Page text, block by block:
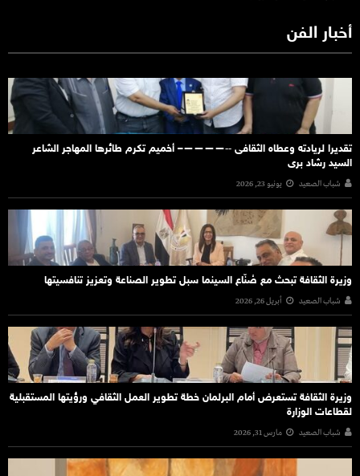
أخبار الفن
تقديرا لريادته وعطاه الثقافى ‐‐————– أخميم تكرم طائرها المهاجر الشاعر
السيد رشاد برى
شباب الصعيد يونيو 23, 2026
وزيرة الثقافة تبحث مع صُنّاع السينما سبل تطوير الصناعة وتعزيز تنافسيتها
شباب الصعيد أبريل 26, 2026
وزيرة الثقافة تستعرض أمام البرلمان خطة تطوير العمل الثقافي ورؤيتها المستقبلية
لقطاعات الوزارة
شباب الصعيد مارس 31, 2026